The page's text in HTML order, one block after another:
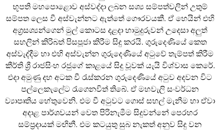
භූපති මහපොළොව අස්වද්දා ලබන සශ්‍ය සම්පත්වලින් උතුම්
සම්පත ලෙස වී අස්වැන්නට ඇත්තේ ගෞරවයකී. ඒ හෙයින් එහි
අග්‍රසශ්‍යන්ගෙන් මුල් කොටස දළදා හාමුදුරුවන් උදෙසා අලුත්
සහලින් කිරිබත් පිසපූජා කිරීම සිදු කරයි. ගුරුදෙණියේ කෙත
අස්වැද්දීම හා එහි අස්වැන්න ගුරුදෙණියේ අටුවේ තැම්පත් කිරීම
කීර්ති ශ්‍රී රාජසිංහ රජුගේ කාළයේ සිදු වූවක් යැයි විශ්වාස කෙරේ.
එදා අමුණු දහ අටක වී රැස්කරන ගුරුදෙණියේ අටුව අදවන විට
පල්ලෙකැලේට රැගෙනවිත් තිබේ. ඒ මහවැලි සංවර්ධන
ව්‍යාපෘතිය හේතුවෙනි. එම වී අටුවට ගොස් සහල් මැනීම හා ඒවා
අදාළ පාර්ශවයන් වෙත පිරිනැමීම සිදුවන්නේ පෙරහර
සම්ප්‍රදායක් මඟිනී. එම කටයුතු සුබ නැකත් අනුව සිදු වන